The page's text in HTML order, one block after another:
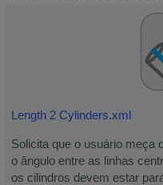
Length 2 Cylinders.xml
Solicita que o usuário meça
o ângulo entre as linhas
os cilindros devem estar